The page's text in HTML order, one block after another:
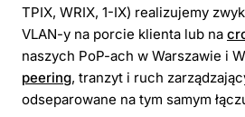
TPIX, WRIX, 1-IX) realizujemy
VLAN-y na porcie klienta lub na
naszych PoP-ach w Warszawie i
peering, tranzyt i ruch
odseparowane na tym samym